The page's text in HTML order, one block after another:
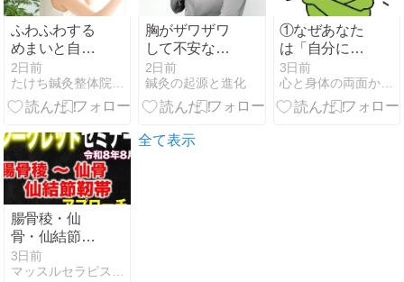
ふわふわする
めまいと自律
神経の関係性
2日前
胸がザワザワ
して不安なと
きの対処法
2日前
鍼灸の起源と進化
①なぜあなた
は「自分には
価値がない」
と思ってしま
うのか？
3日前
心と身体の両面から問題解決
腸骨稜・仙
骨・仙結節靭
帯アプローチ
【吉野マッス
3日前
全て表示